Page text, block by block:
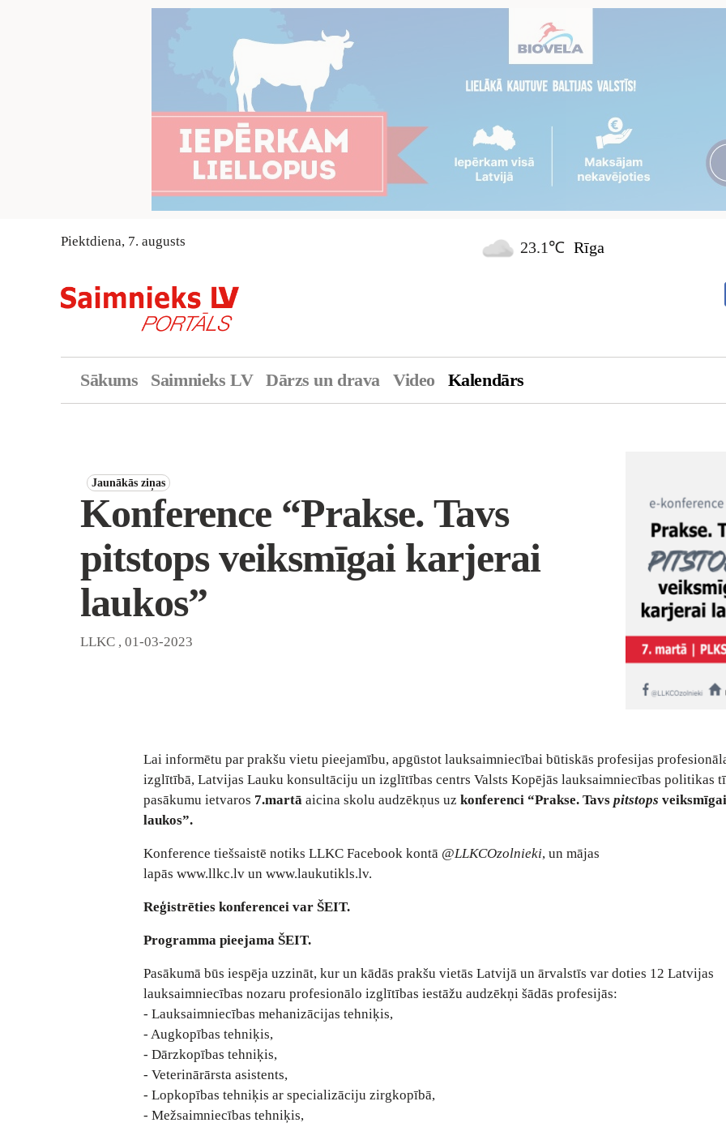
Piektdiena, 7. augusts 23.1℃ Rīga
Sākums Saimnieks LV Dārzs un drava Video Kalendārs
Jaunākās ziņas
Konference “Prakse. Tavs
pitstops veiksmīgai karjerai
laukos”
LLKC , 01-03-2023
Lai informētu par prakšu vietu pieejamību, apgūstot lauksaimniecībai būtiskās profesijas
izglītībā, Latvijas Lauku konsultāciju un izglītības centrs Valsts Kopējās lauksaimniecības politikas
pasākumu ietvaros 7.martā aicina skolu audzēkņus uz konferenci “Prakse. Tavs pitstops
laukos”.
Konference tiešsaistē notiks LLKC Facebook kontā @LLKCOzolnieki, un mājas
lapās www.llkc.lv un www.laukutikls.lv.
Reģistrēties konferencei var ŠEIT.
Programma pieejama ŠEIT.
Pasākumā būs iespēja uzzināt, kur un kādās prakšu vietās Latvijā un ārvalstīs var doties 12 Latvijas
lauksaimniecības nozaru profesionālo izglītības iestāžu audzēkņi šādās profesijās:
- Lauksaimniecības mehanizācijas tehniķis,
- Augkopības tehniķis,
- Dārzkopības tehniķis,
- Veterinārārsta asistents,
- Lopkopības tehniķis ar specializāciju zirgkopībā,
- Mežsaimniecības tehniķis,